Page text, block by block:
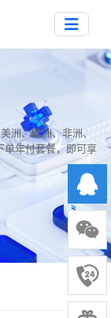
洲、欧洲、非洲、
单年付套餐，即可享
▼